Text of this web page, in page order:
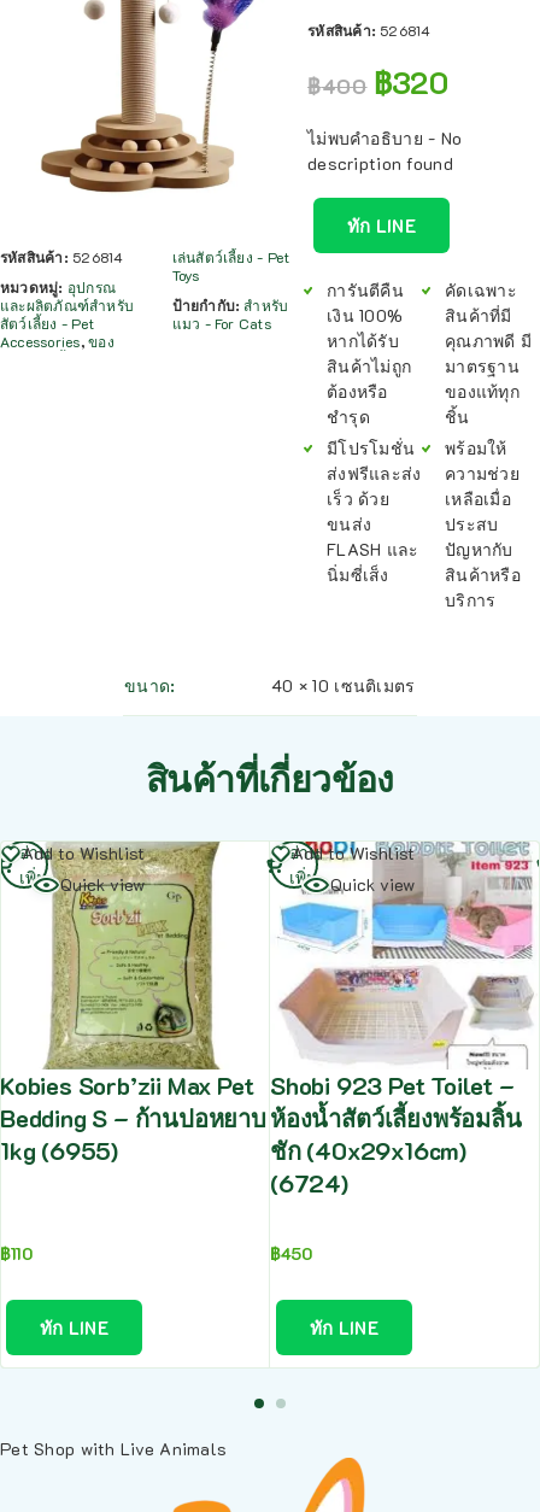
รหัสสินค้า: 526814
หมวดหมู่: อุปกรณ
และผลิตภัณฑ์สำหรับ
สัตว์เลี้ยง - Pet
Accessories,ของ
เล่นสัตว์เลี้ยง - Pet
Toys
ป้ายกำกับ:สำหรับ
แมว - For Cats
รหัสสินค้า: 526814
฿400 ฿320
ไม่พบคำอธิบาย - No
description found
ทัก LINE
การันตีคืน
เงิน 100%
หากได้รับ
สินค้าไม่ถูก
ต้องหรือ
ชำรุด
มีโปรโมชั่น
ส่งฟรีและส่ง
เร็ว ด้วย
ขนส่ง
FLASH และ
นิ่มซี่เส็ง
คัดเฉพาะ
สินค้าที่มี
คุณภาพดี มี
มาตรฐาน
ของแท้ทุก
ชิ้น
พร้อมให้
ความช่วย
เหลือเมื่อ
ประสบ
ปัญหากับ
สินค้าหรือ
บริการ
ขนาด 40 × 10 เซนติเมตร
สินค้าที่เกี่ยวข้อง
Add to Wishlist
Quick view
Kobies Sorb’zii Max Pet
Bedding S – ก้านปอหยาบ
1kg (6955)
฿110
ทัก LINE
อ่าน
เพิ่ม
Add to Wishlist
Quick view
Shobi 923 Pet Toilet –
ห้องน้ำสัตว์เลี้ยงพร้อมลิ้น
ชัก (40x29x16cm)
(6724)
฿450
ทัก LINE
อ่าน
เพิ่ม
Pet Shop with Live Animals